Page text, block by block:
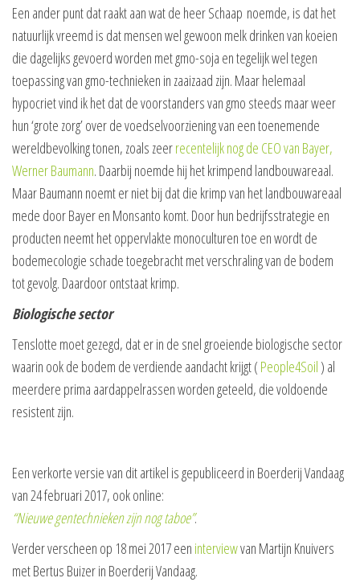
Een ander punt dat raakt aan wat de heer Schaap noemde, is dat het
natuurlijk vreemd is dat mensen wel gewoon melk drinken van koeien
die dagelijks gevoerd worden met gmo-soja en tegelijk wel tegen
toepassing van gmo-technieken in zaaizaad zijn. Maar helemaal
hypocriet vind ik het dat de voorstanders van gmo steeds maar weer
hun ‘grote zorg’ over de voedselvoorziening van een toenemende
wereldbevolking tonen, zoals zeerrecentelijk nog de CEO van Bayer,
Werner Baumann. Daarbij noemde hij het krimpend landbouwareaal.
Maar Baumann noemt er niet bij dat die krimp van het landbouwareaal
mede door Bayer en Monsanto komt. Door hun bedrijfsstrategie en
producten neemt het oppervlakte monoculturen toe en wordt de
bodemecologie schade toegebracht met verschraling van de bodem
tot gevolg. Daardoor ontstaat krimp.
Biologische sector
Tenslotte moet gezegd, dat er in de snel groeiende biologische sector
waarin ook de bodem de verdiende aandacht krijgt ( People4Soil ) al
meerdere prima aardappelrassen worden geteeld, die voldoende
resistent zijn.
Een verkorte versie van dit artikel is gepubliceerd in Boerderij Vandaag
van 24 februari 2017, ook online:
“Nieuwe gentechnieken zijn nog taboe”.
Verder verscheen op 18 mei 2017 een interviewvan Martijn Knuivers
met Bertus Buizer in Boerderij Vandaag.